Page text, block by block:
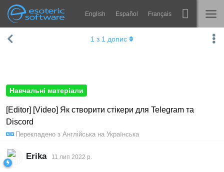
Esoteric Software
Навігація English Español Français
ГОЛОВНА
ПІДТРИМКА
Spine
Навчальні матеріали
[Editor] [Video] Як створити стікери для Telegram та
Discord
Перекладено з Англійська на Українська
1 з 1 допис
Erika 11 лип 2022 р.